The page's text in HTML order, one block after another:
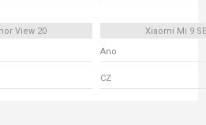
View 20
Xiaomi Mi 9 SE
Ano
CZ